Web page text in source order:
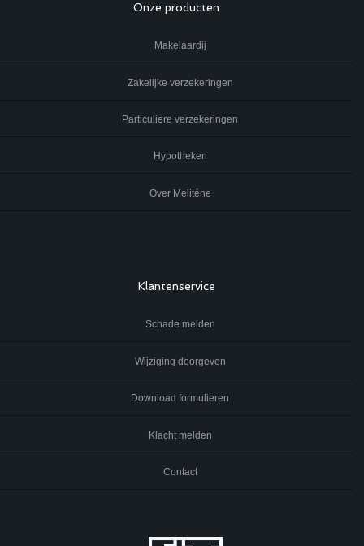
Onze producten
Makelaardij
Zakelijke verzekeringen
Particuliere verzekeringen
Hypotheken
Over Meliténe
Klantenservice
Schade melden
Wijziging doorgeven
Download formulieren
Klacht melden
Contact